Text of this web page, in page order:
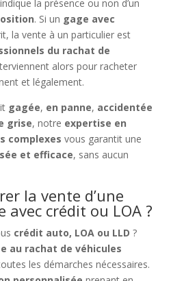
la présence ou non d’un
. Si un gage avec
la vente à un particulier est
du rachat de
alors pour racheter
et légalement.
gagée, en panne, accidentée
grise, notre expertise en
complexes vous garantit une
et efficace, sans aucun
la vente d’une
avec crédit ou LOA ?
crédit auto, LOA ou LLD ?
au rachat de véhicules
les démarches nécessaires.